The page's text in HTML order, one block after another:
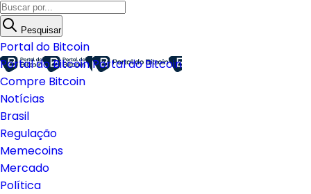
Pesquisar
Portal do Bitcoin
Portal do BitcoinPortal do Bitcoin
Compre Bitcoin
Notícias
Brasil
Regulação
Memecoins
Mercado
Política